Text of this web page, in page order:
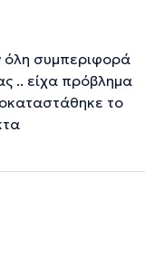
όλη συμπεριφορά
.. είχα πρόβλημα
το